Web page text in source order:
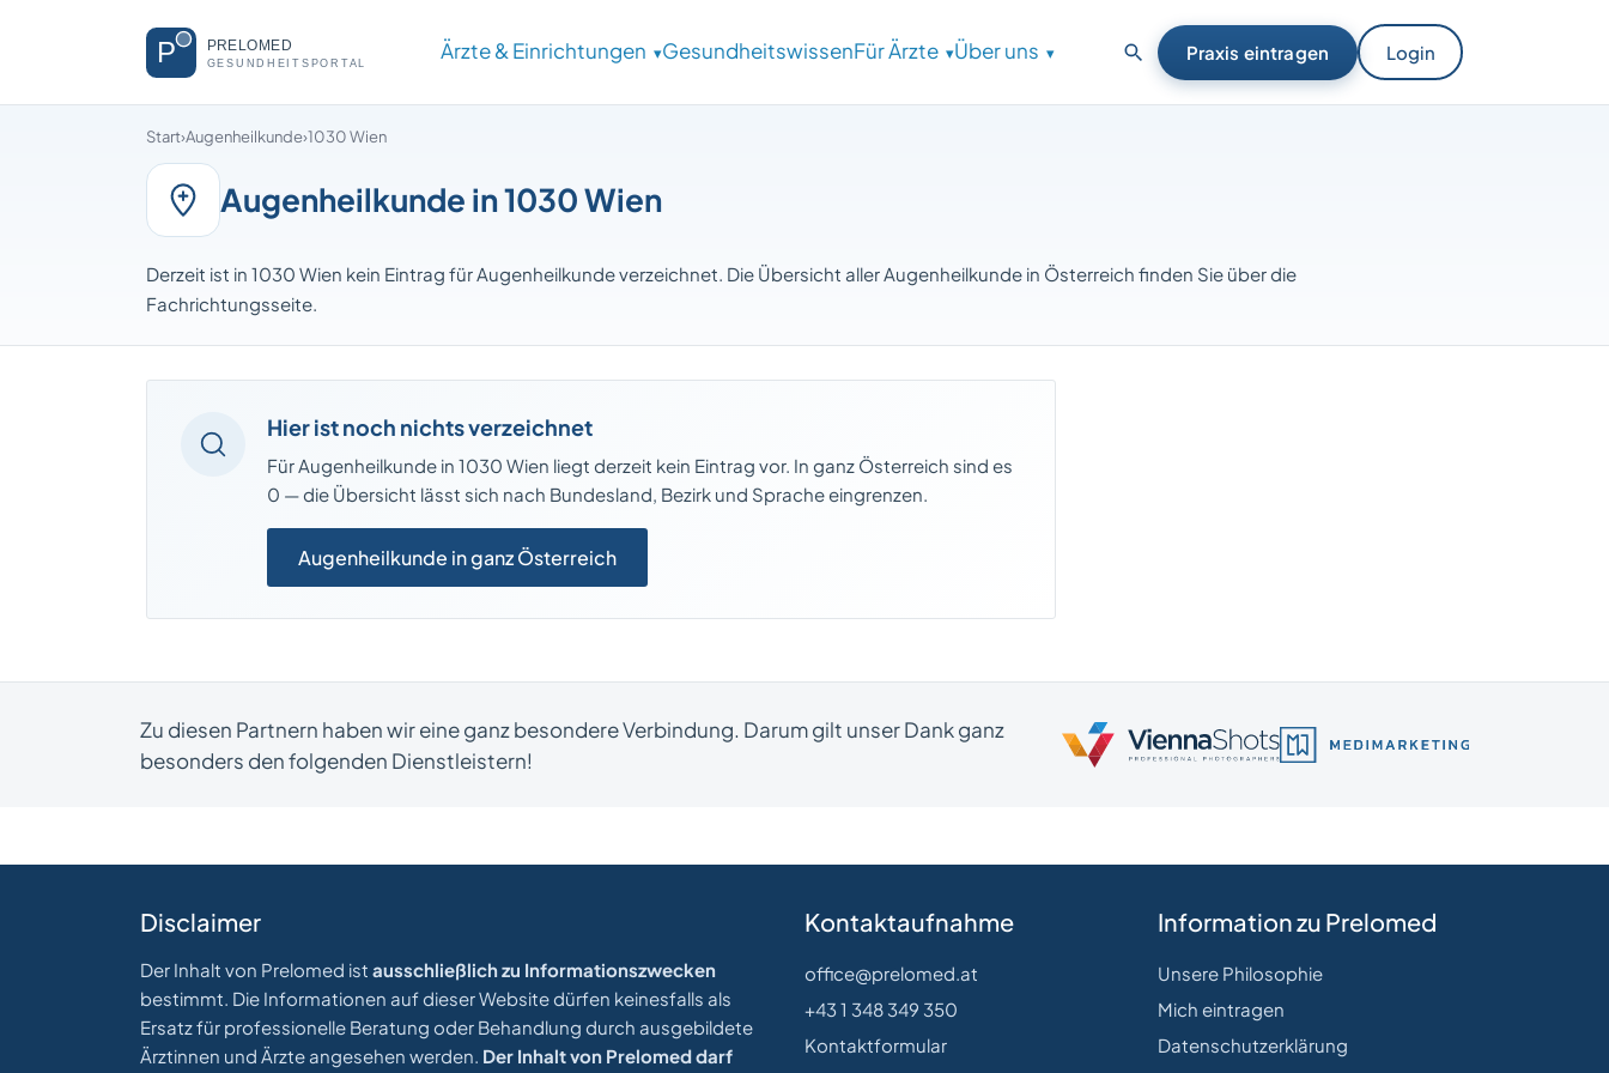
Ärzte & Einrichtungen GesundheitswissenFür Ärzte Über uns Praxis eintragen Login
Start›Augenheilkunde›1030 Wien
Augenheilkunde in 1030 Wien
Derzeit ist in 1030 Wien kein Eintrag für Augenheilkunde verzeichnet. Die Übersicht aller Augenheilkunde in Österreich finden Sie über die
Fachrichtungsseite.
Hier ist noch nichts verzeichnet
Für Augenheilkunde in 1030 Wien liegt derzeit kein Eintrag vor. In ganz Österreich sind es
0 — die Übersicht lässt sich nach Bundesland, Bezirk und Sprache eingrenzen.
Augenheilkunde in ganz Österreich
Zu diesen Partnern haben wir eine ganz besondere Verbindung. Darum gilt unser Dank ganz
besonders den folgenden Dienstleistern!
Disclaimer
Der Inhalt von Prelomed ist ausschließlich zu Informationszwecken
bestimmt. Die Informationen auf dieser Website dürfen keinesfalls als
Ersatz für professionelle Beratung oder Behandlung durch ausgebildete
Ärztinnen und Ärzte angesehen werden. Der Inhalt von Prelomed darf
Kontaktaufnahme
office@prelomed.at
+43 1 348 349 350
Kontaktformular
Information zu Prelomed
Unsere Philosophie
Mich eintragen
Datenschutzerklärung